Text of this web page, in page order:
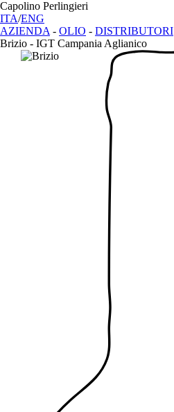
Capolino Perlingieri
ITA/ENG
AZIENDA - OLIO - DISTRIBUTORI
Brizio - IGT Campania Aglianico